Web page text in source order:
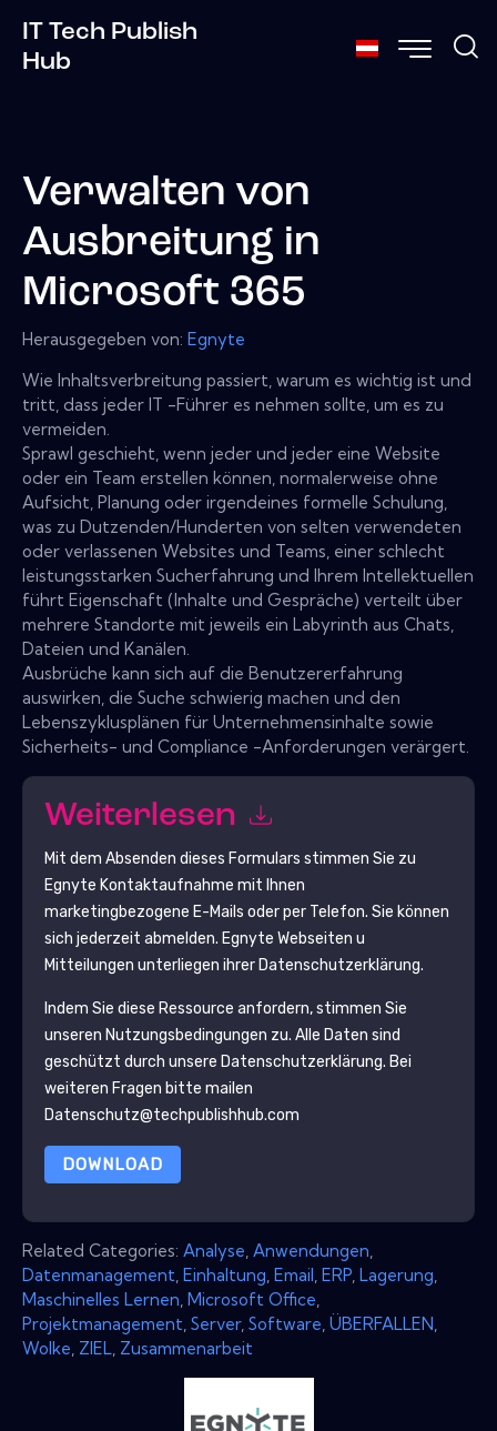
IT Tech Publish
Hub
Verwalten von
Ausbreitung in
Microsoft 365
Herausgegeben von: Egnyte
Wie Inhaltsverbreitung passiert, warum es wichtig ist und
tritt, dass jeder IT -Führer es nehmen sollte, um es zu
vermeiden.
Sprawl geschieht, wenn jeder und jeder eine Website
oder ein Team erstellen können, normalerweise ohne
Aufsicht, Planung oder irgendeines formelle Schulung,
was zu Dutzenden/Hunderten von selten verwendeten
oder verlassenen Websites und Teams, einer schlecht
leistungsstarken Sucherfahrung und Ihrem Intellektuellen
führt Eigenschaft (Inhalte und Gespräche) verteilt über
mehrere Standorte mit jeweils ein Labyrinth aus Chats,
Dateien und Kanälen.
Ausbrüche kann sich auf die Benutzererfahrung
auswirken, die Suche schwierig machen und den
Lebenszyklusplänen für Unternehmensinhalte sowie
Sicherheits- und Compliance -Anforderungen verärgert.
Weiterlesen
Mit dem Absenden dieses Formulars stimmen Sie zu
Egnyte Kontaktaufnahme mit Ihnen
marketingbezogene E-Mails oder per Telefon. Sie können
sich jederzeit abmelden. Egnyte Webseiten u
Mitteilungen unterliegen ihrer Datenschutzerklärung.
Indem Sie diese Ressource anfordern, stimmen Sie
unseren Nutzungsbedingungen zu. Alle Daten sind
geschützt durch unsere Datenschutzerklärung. Bei
weiteren Fragen bitte mailen
Datenschutz@techpublishhub.com
DOWNLOAD
Related Categories: Analyse Anwendungen
Datenmanagement Einhaltung Email ERP Lagerung
Maschinelles Lernen Microsoft Office
Projektmanagement Server, Software ÜBERFALLEN
Wolke ZIEL Zusammenarbeit